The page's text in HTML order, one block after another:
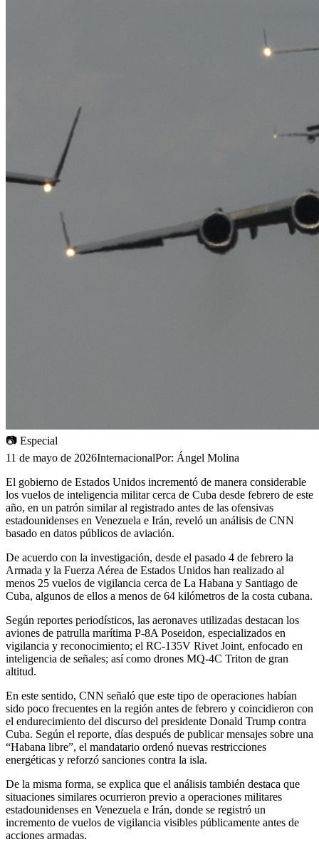
📷 Especial
11 de mayo de 2026InternacionalPor: Ángel Molina
El gobierno de Estados Unidos incrementó de manera considerable
los vuelos de inteligencia militar cerca de Cuba desde febrero de este
año, en un patrón similar al registrado antes de las ofensivas
estadounidenses en Venezuela e Irán, reveló un análisis de CNN
basado en datos públicos de aviación.
De acuerdo con la investigación, desde el pasado 4 de febrero la
Armada y la Fuerza Aérea de Estados Unidos han realizado al
menos 25 vuelos de vigilancia cerca de La Habana y Santiago de
Cuba, algunos de ellos a menos de 64 kilómetros de la costa cubana.
Según reportes periodísticos, las aeronaves utilizadas destacan los
aviones de patrulla marítima P-8A Poseidon, especializados en
vigilancia y reconocimiento; el RC-135V Rivet Joint, enfocado en
inteligencia de señales; así como drones MQ-4C Triton de gran
altitud.
En este sentido, CNN señaló que este tipo de operaciones habían
sido poco frecuentes en la región antes de febrero y coincidieron con
el endurecimiento del discurso del presidente Donald Trump contra
Cuba. Según el reporte, días después de publicar mensajes sobre una
“Habana libre”, el mandatario ordenó nuevas restricciones
energéticas y reforzó sanciones contra la isla.
De la misma forma, se explica que el análisis también destaca que
situaciones similares ocurrieron previo a operaciones militares
estadounidenses en Venezuela e Irán, donde se registró un
incremento de vuelos de vigilancia visibles públicamente antes de
acciones armadas.